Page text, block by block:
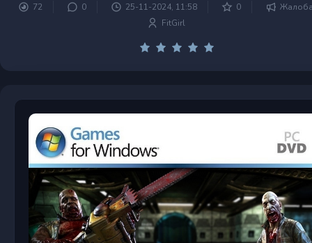
72 0 25-11-2024, 11:58 0
FitGirl